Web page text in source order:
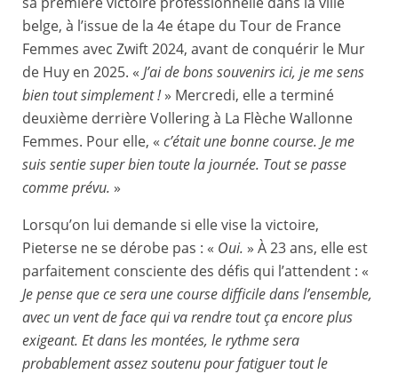
belge, à l’issue de la 4e étape du Tour de France
Femmes avec Zwift 2024, avant de conquérir le Mur
de Huy en 2025. « J’ai de bons souvenirs ici, je me sens
bien tout simplement !» Mercredi, elle a terminé
deuxième derrière Vollering à La Flèche Wallonne
Femmes. Pour elle, « c’était une bonne course. Je me
suis sentie super bien toute la journée. Tout se passe
comme prévu. »
Lorsqu’on lui demande si elle vise la victoire,
Pieterse ne se dérobe pas : « Oui. » À 23 ans, elle est
parfaitement consciente des défis qui l’attendent : «
Je pense que ce sera une course difficile dans l’ensemble,
avec un vent de face qui va rendre tout ça encore plus
exigeant. Et dans les montées, le rythme sera
probablement assez soutenu pour fatiguer tout le